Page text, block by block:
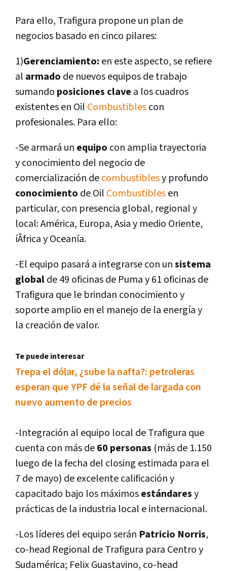
Para ello, Trafigura propone un plan de
negocios basado en cinco pilares:
1)Gerenciamiento: en este aspecto, se refiere
al armado de nuevos equipos de trabajo
sumando posiciones clave a los cuadros
existentes en Oil Combustiblescon
profesionales. Para ello:
-Se armará un equipo con amplia trayectoria
y conocimiento del negocio de
comercialización decombustiblesy profundo
conocimiento de Oil Combustiblesen
particular, con presencia global, regional y
local: América, Europa, Asia y medio Oriente,
íÂfrica y Oceaní­a.
-El equipo pasará a integrarse con unsistema
globalde 49 oficinas de Puma y 61 oficinas de
Trafigura que le brindan conocimiento y
soporte amplio en el manejo de la energí­a y
la creación de valor.
Te puede interesar
Trepa el dólar, ¿sube la nafta?: petroleras
esperan que YPF dé la señal de largada con
nuevo aumento de precios
-Integración al equipo local de Trafigura que
cuenta con más de60 personas (más de 1.150
luego de la fecha del closing estimada para el
7 de mayo) de excelente calificación y
capacitado bajo los máximosestándaresy
prácticas de la industria local e internacional.
-Los lí­deres del equipo serán Patricio Norris,
co-head Regional de Trafigura para Centro y
Sudamérica; Felix Guastavino, co-head